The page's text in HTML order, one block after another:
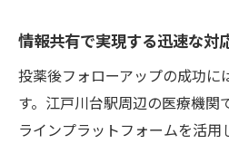
情報共有で実現する迅速な対
投薬後フォローアップの成功に
す。江戸川台駅周辺の医療機関
ラインプラットフォームを活用